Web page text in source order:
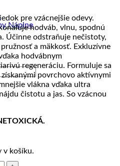
Náplne
v košíku.
pre vzácnejšie odevy.
hodváb, vlnu, spodnú
Účinne odstraňuje nečistoty,
a mäkkosť. Exkluzívne
hodvábnym
regeneráciu. Formuluje sa
povrchovo aktívnymi
vlákna vďaka ultra
čistotu a jas. So vzácnou